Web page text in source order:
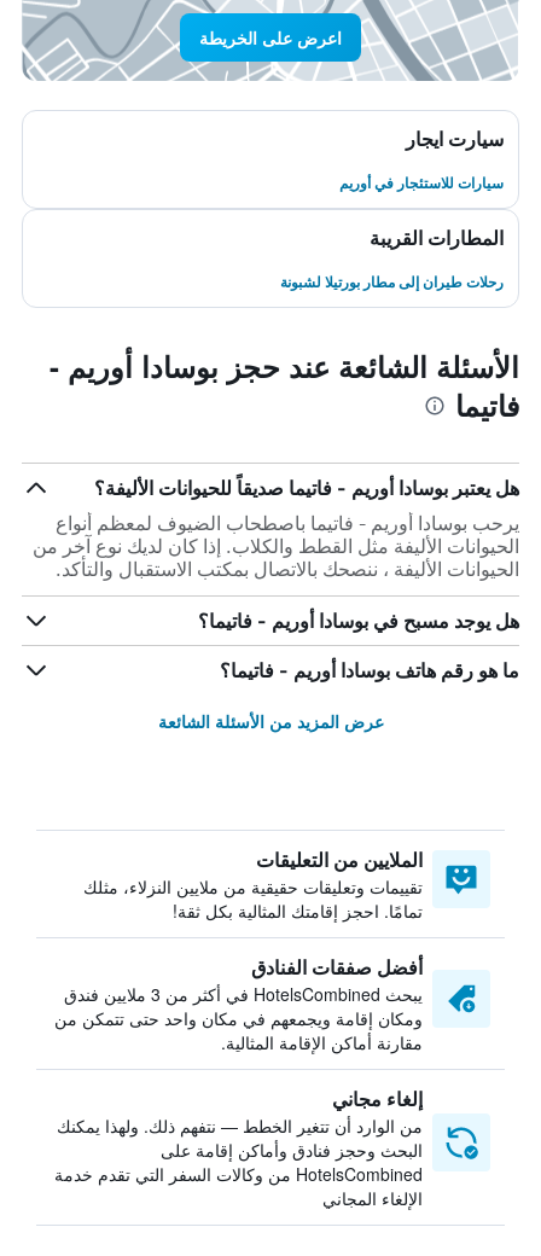
اعرض على الخريطة
سيارت ايجار
سيارات للاستئجار في أوريم
المطارات القريبة
رحلات طيران إلى مطار بورتيلا لشبونة
الأسئلة الشائعة عند حجز بوسادا أوريم -
فاتيما
هل يعتبر بوسادا أوريم - فاتيما صديقاً للحيوانات الأليفة؟
يرحب بوسادا أوريم - فاتيما باصطحاب الضيوف لمعظم أنواع
الحيوانات الأليفة مثل القطط والكلاب. إذا كان لديك نوع آخر من
الحيوانات الأليفة ، ننصحك بالاتصال بمكتب الاستقبال والتأكد.
هل يوجد مسبح في بوسادا أوريم - فاتيما؟
ما هو رقم هاتف بوسادا أوريم - فاتيما؟
عرض المزيد من الأسئلة الشائعة
الملايين من التعليقات
تقييمات وتعليقات حقيقية من ملايين النزلاء، مثلك
تمامًا. احجز إقامتك المثالية بكل ثقة!
أفضل صفقات الفنادق
يبحث HotelsCombined في أكثر من 3 ملايين فندق
ومكان إقامة ويجمعهم في مكان واحد حتى تتمكن من
مقارنة أماكن الإقامة المثالية.
إلغاء مجاني
من الوارد أن تتغير الخطط — نتفهم ذلك. ولهذا يمكنك
البحث وحجز فنادق وأماكن إقامة على
HotelsCombined من وكالات السفر التي تقدم خدمة
الإلغاء المجاني